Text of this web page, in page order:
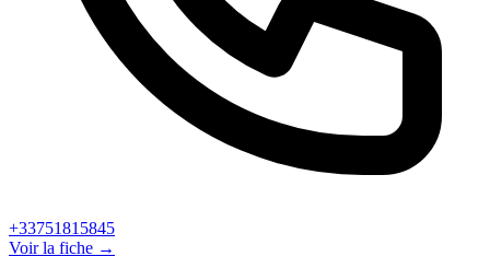
+33751815845
Voir la fiche →